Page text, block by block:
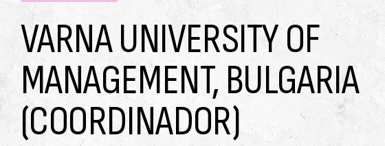
VARNA UNIVERSITY OF
MANAGEMENT, BULGARIA
(COORDINADOR)